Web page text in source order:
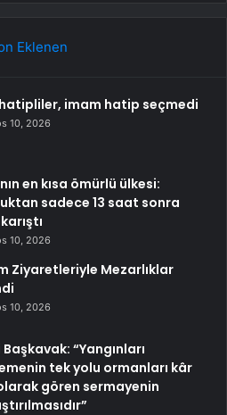
Eklenen
imam hatip seçmedi
10, 2026
en kısa ömürlü ülkesi:
sadece 13 saat sonra
10, 2026
Ziyaretleriyle Mezarlıklar
10, 2026
Başkavak: “Yangınları
tek yolu ormanları kâr
gören sermayenin